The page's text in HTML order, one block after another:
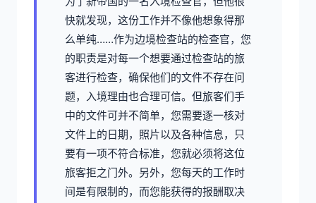
快就发现，这份工作并不像他想象得那
么单纯……作为边境检查站的检查官，您
的职责是对每一个想要通过检查站的旅
客进行检查，确保他们的文件不存在问
题，入境理由也合理可信。但旅客们手
中的文件可并不简单，您需要逐一核对
文件上的日期，照片以及各种信息，只
要有一项不符合标准，您就必须将这位
旅客拒之门外。另外，您每天的工作时
间是有限制的，而您能获得的报酬取决